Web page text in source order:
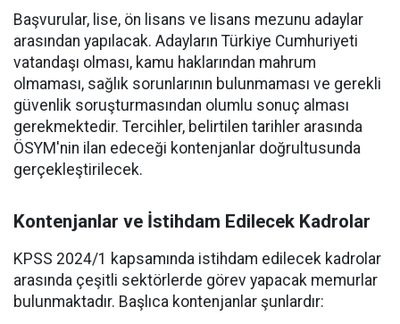
Başvurular, lise, ön lisans ve lisans mezunu adaylar
arasından yapılacak. Adayların Türkiye Cumhuriyeti
vatandaşı olması, kamu haklarından mahrum
olmaması, sağlık sorunlarının bulunmaması ve gerekli
güvenlik soruşturmasından olumlu sonuç alması
gerekmektedir. Tercihler, belirtilen tarihler arasında
ÖSYM'nin ilan edeceği kontenjanlar doğrultusunda
gerçekleştirilecek.
Kontenjanlar ve İstihdam Edilecek Kadrolar
KPSS 2024/1 kapsamında istihdam edilecek kadrolar
arasında çeşitli sektörlerde görev yapacak memurlar
bulunmaktadır. Başlıca kontenjanlar şunlardır: